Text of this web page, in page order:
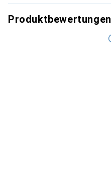
Produktbewertungen